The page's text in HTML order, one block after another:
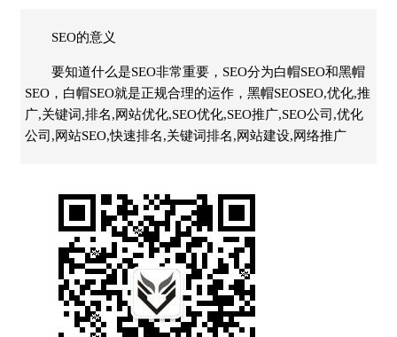
SEO的意义
要知道什么是SEO非常重要，SEO分为白帽SEO和黑帽
SEO，白帽SEO就是正规合理的运作，黑帽SEOSEO,优化,推
广,关键词,排名,网站优化,SEO优化,SEO推广,SEO公司,优化
公司,网站SEO,快速排名,关键词排名,网站建设,网络推广